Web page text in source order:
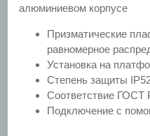
алюминиевом корпусе
Призматические
равномерное
Установка на
Степень защиты
Соответствие ГОСТ
Подключение с